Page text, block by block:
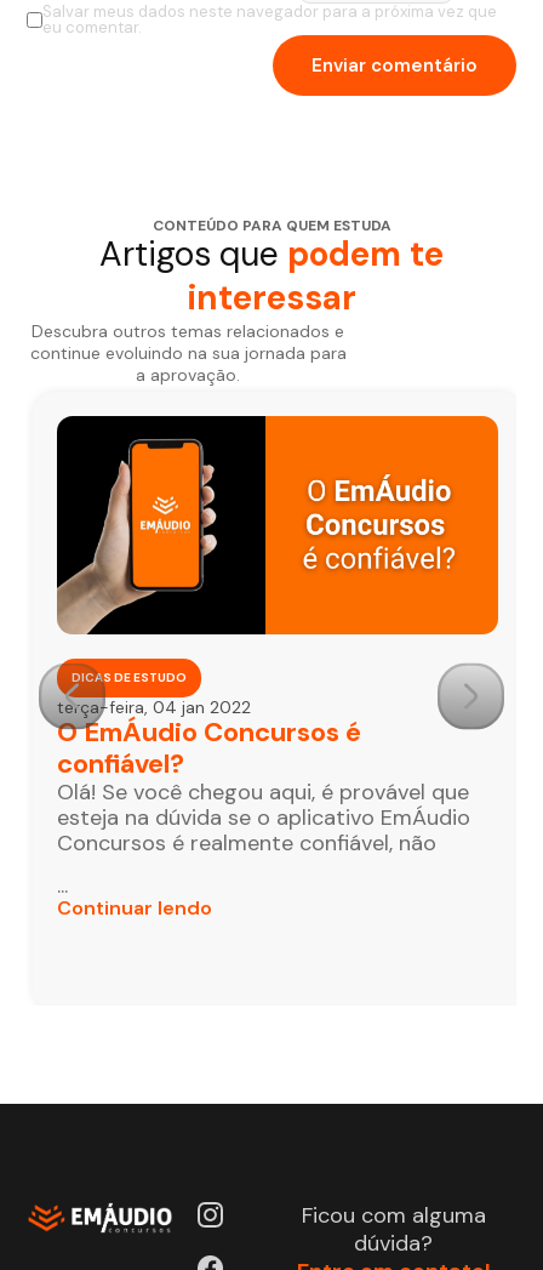
Salvar meus dados neste navegador para a próxima vez que
eu comentar.
CONTEÚDO PARA QUEM ESTUDA
Artigos que podem te
interessar
Descubra outros temas relacionados e
continue evoluindo na sua jornada para
a aprovação.
DICAS DE ESTUDO
terça-feira, 04 jan 2022
O EmÁudio Concursos é
confiável?
Olá! Se você chegou aqui, é provável que
esteja na dúvida se o aplicativo EmÁudio
Concursos é realmente confiável, não
...
Continuar lendo
Ficou com alguma
dúvida?